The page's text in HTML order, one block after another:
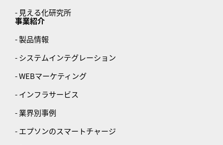
- 見える化研究所
事業紹介
- 製品情報
- システムインテグレーション
- WEBマーケティング
- インフラサービス
- 業界別事例
- エプソンのスマートチャージ